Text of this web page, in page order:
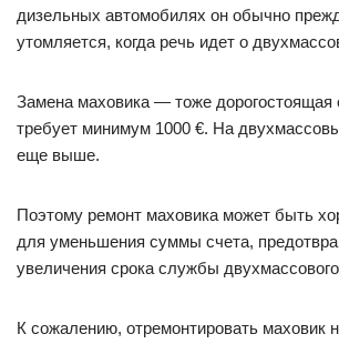
дизельных автомобилях он обычно
утомляется, когда речь идет о
Замена маховика — тоже дорогостоящая
требует минимум 1000 €. На
еще выше.
Поэтому ремонт маховика может быть
для уменьшения суммы счета,
увеличения срока службы
К сожалению, отремонтировать маховик